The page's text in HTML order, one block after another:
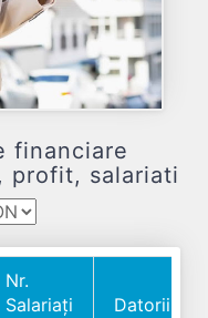
financiare
profit, salariati
Nr.
Salariați
Datorii